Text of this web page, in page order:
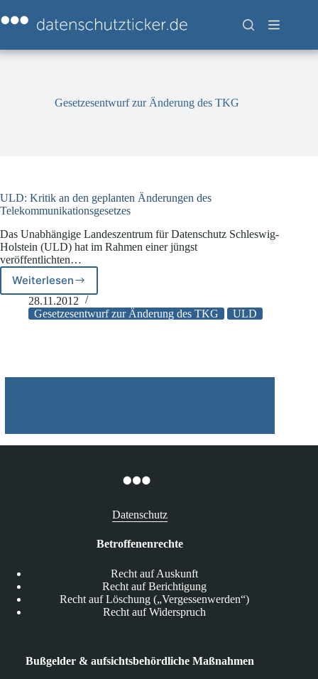
Inhalt
springen
Gesetzesentwurf zur Änderung des TKG
ULD: Kritik an den geplanten Änderungen des
Telekommunikationsgesetzes
Das Unabhängige Landeszentrum für Datenschutz Schleswig-
Holstein (ULD) hat im Rahmen einer jüngst
veröffentlichten…
Weiterlesen
ULD:
Kritik
an
Telekommunikationsgesetzes
28.11.2012
Gesetzesentwurf zur Änderung des TKG
ULD
Datenschutz
Betroffenenrechte
Recht auf Auskunft
Recht auf Berichtigung
Recht auf Löschung („Vergessenwerden“)
Recht auf Widerspruch
Bußgelder & aufsichtsbehördliche Maßnahmen